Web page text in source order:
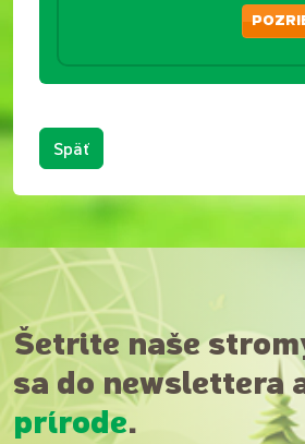
Späť
Šetrite naše
sa do newslettera
prírode.